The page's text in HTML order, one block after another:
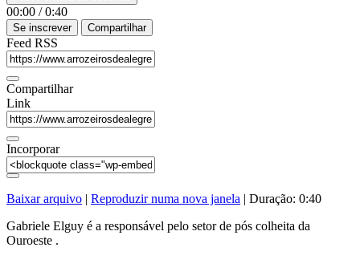
00:00 / 0:40
Se inscrever Compartilhar
Feed RSS
Compartilhar
Link
Incorporar
Baixar arquivo | Reproduzir numa nova janela | Duração: 0:40
Gabriele Elguy é a responsável pelo setor de pós colheita da
Ouroeste .